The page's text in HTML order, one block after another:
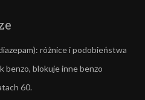
różnice i podobieństwa
benzo, blokuje inne benzo
60.